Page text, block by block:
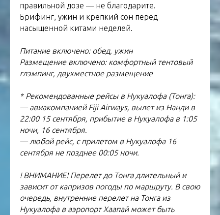
правильной дозе — не благодарите.
Брифинг, ужин и крепкий сон перед
насыщенной китами неделей.
Питание включено: обед, ужин
Размещение включено: комфортный тентовый
глэмпинг, двухместное размещение
* Рекомендованные рейсы в Нукуалофа (Тонга):
— авиакомпанией Fiji Airways, вылет из Нанди в
22:00 15 сентября, прибытие в Нукуалофа в 1:05
ночи, 16 сентября.
— любой рейс, с прилетом в Нукуалофа 16
сентября не позднее 00:05 ночи.
! ВНИМАНИЕ! Перелет до Тонга длительный и
зависит от капризов погоды по маршруту. В свою
очередь, внутренние перелет на Тонга из
Нукуалофа в аэропорт Хаапай может быть